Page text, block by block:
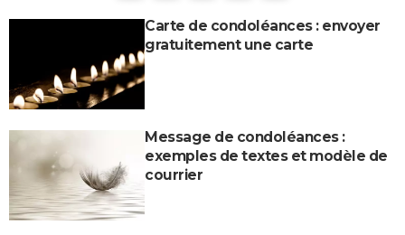
Carte de condoléances : envoyer
gratuitement une carte
Message de condoléances :
exemples de textes et modèle de
courrier